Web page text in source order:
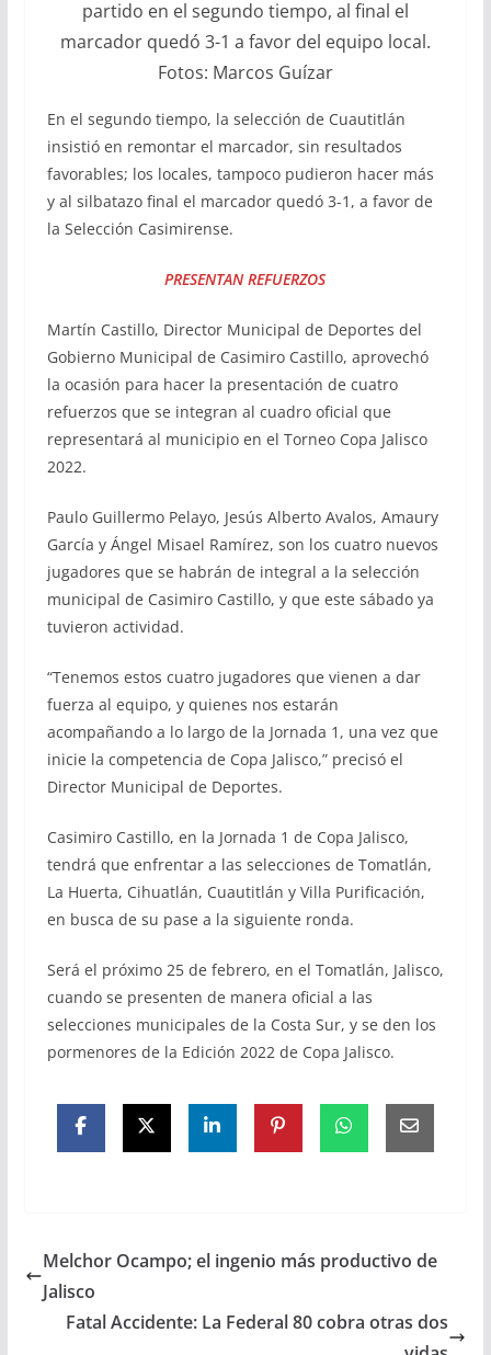
partido en el segundo tiempo, al final el
marcador quedó 3-1 a favor del equipo local.
Fotos: Marcos Guízar
En el segundo tiempo, la selección de Cuautitlán
insistió en remontar el marcador, sin resultados
favorables; los locales, tampoco pudieron hacer más
y al silbatazo final el marcador quedó 3-1, a favor de
la Selección Casimirense.
PRESENTAN REFUERZOS
Martín Castillo, Director Municipal de Deportes del
Gobierno Municipal de Casimiro Castillo, aprovechó
la ocasión para hacer la presentación de cuatro
refuerzos que se integran al cuadro oficial que
representará al municipio en el Torneo Copa Jalisco
2022.
Paulo Guillermo Pelayo, Jesús Alberto Avalos, Amaury
García y Ángel Misael Ramírez, son los cuatro nuevos
jugadores que se habrán de integral a la selección
municipal de Casimiro Castillo, y que este sábado ya
tuvieron actividad.
“Tenemos estos cuatro jugadores que vienen a dar
fuerza al equipo, y quienes nos estarán
acompañando a lo largo de la Jornada 1, una vez que
inicie la competencia de Copa Jalisco,” precisó el
Director Municipal de Deportes.
Casimiro Castillo, en la Jornada 1 de Copa Jalisco,
tendrá que enfrentar a las selecciones de Tomatlán,
La Huerta, Cihuatlán, Cuautitlán y Villa Purificación,
en busca de su pase a la siguiente ronda.
Será el próximo 25 de febrero, en el Tomatlán, Jalisco,
cuando se presenten de manera oficial a las
selecciones municipales de la Costa Sur, y se den los
pormenores de la Edición 2022 de Copa Jalisco.
Melchor Ocampo; el ingenio más productivo de
Jalisco
Fatal Accidente: La Federal 80 cobra otras dos